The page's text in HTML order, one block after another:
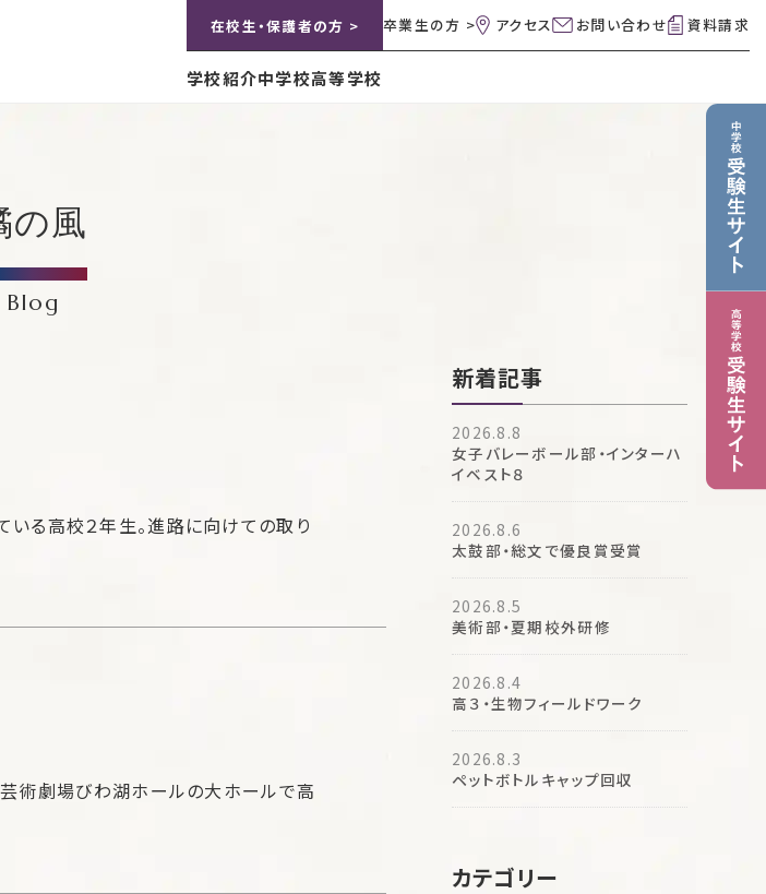
在校生・保護者の方 > 卒業生の方 > アクセス お問い合わせ 資料請求
学校紹介中学校高等学校
の風
Blog
いる高校２年生。進路に向けての取り
芸術劇場びわ湖ホールの大ホールで高
新着記事
2026.8.8
女子バレーボール部・インターハ
イベスト８
2026.8.6
太鼓部・総文で優良賞受賞
2026.8.5
美術部・夏期校外研修
2026.8.4
高３・生物フィールドワーク
2026.8.3
ペットボトルキャップ回収
カテゴリー